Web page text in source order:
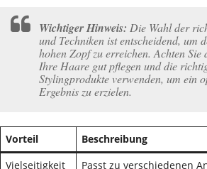
Wichtiger Hinweis: Die Wahl der
und Techniken ist entscheidend, um
hohen Zopf zu erreichen. Achten Sie
Ihre Haare gut pflegen und die
Stylingprodukte verwenden, um ein
Ergebnis zu erzielen.
Vorteil
Beschreibung
Vielseitigkeit
Passt zu verschiedenen